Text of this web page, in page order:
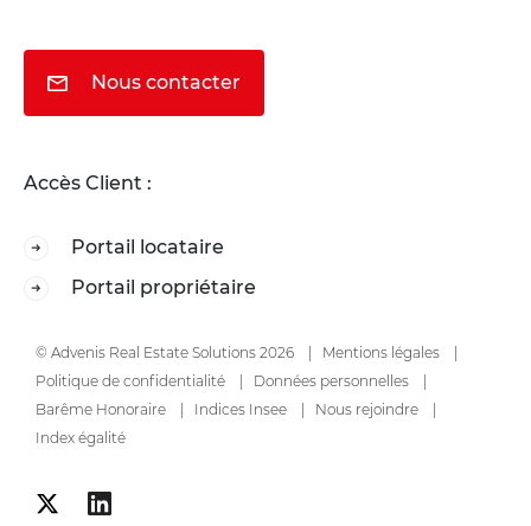
Nous contacter
Accès Client :
Portail locataire
Portail propriétaire
© Advenis Real Estate Solutions 2026
Mentions légales
Politique de confidentialité
Données personnelles
Barême Honoraire
Indices Insee
Nous rejoindre
Index égalité